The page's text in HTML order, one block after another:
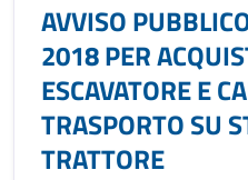
AVVISO
2018 PER
ESCAVATORE E
TRASPORTO SU
TRATTORE